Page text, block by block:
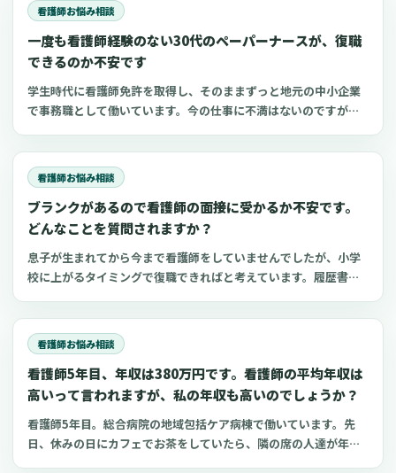
看護師お悩み相談
一度も看護師経験のない30代のペーパーナースが、復職
できるのか不安です
学生時代に看護師免許を取得し、そのままずっと地元の中小企業
で事務職として働いています。今の仕事に不満はないのですが、
う気持ちがあります。年齢も35歳になり、「働き方を変えるのな
ら今しかない」と、強く思うようになりました。一
看護師お悩み相談
ブランクがあるので看護師の面接に受かるか不安です。
どんなことを質問されますか？
息子が生まれてから今まで看護師をしていませんでしたが、小学
校に上がるタイミングで復職できればと考えています。履歴書を
うしようと不安になってきました。私の周りでは、産休後にすぐ
に現場復帰している人が多いので、自分としても引け
看護師お悩み相談
看護師5年目、年収は380万円です。看護師の平均年収は
高いって言われますが、私の年収も高いのでしょうか？
看護師5年目。総合病院の地域包括ケア病棟で働いています。先
日、休みの日にカフェでお茶をしていたら、隣の席の人達が年収